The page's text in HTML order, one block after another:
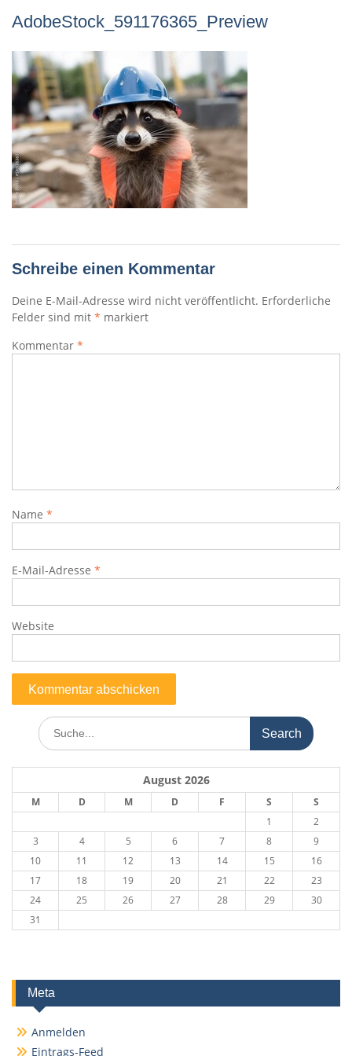
AdobeStock_591176365_Preview
Schreibe einen Kommentar
Deine E-Mail-Adresse wird nicht veröffentlicht. Erforderliche
Felder sind mit * markiert
Kommentar *
Name *
E-Mail-Adresse *
Website
Search
for:
August 2026
M D M D F S
S
1
2
3
4 5 6 7 8
9
10
11 12 13 14 15
16
17
18 19 20 21 22
23
24
25 26 27 28 29
30
31
Meta
Anmelden
Eintrags-Feed